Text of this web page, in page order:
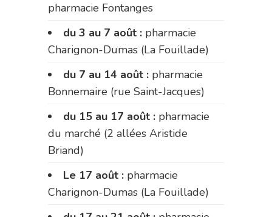
pharmacie Fontanges
du 3 au 7 août : pharmacie
Charignon-Dumas (La Fouillade)
du 7 au 14 août : pharmacie
Bonnemaire (rue Saint-Jacques)
du 15 au 17 août : pharmacie
du marché (2 allées Aristide
Briand)
Le 17 août : pharmacie
Charignon-Dumas (La Fouillade)